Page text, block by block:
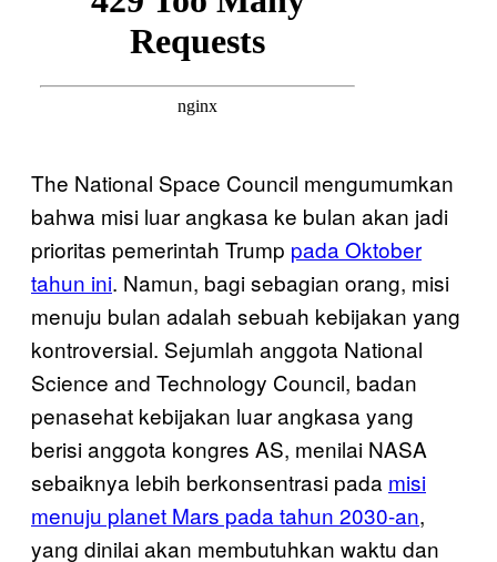
The National Space Council mengumumkan
bahwa misi luar angkasa ke bulan akan jadi
prioritas pemerintah Trump pada Oktober
tahun ini. Namun, bagi sebagian orang, misi
menuju bulan adalah sebuah kebijakan yang
kontroversial. Sejumlah anggota National
Science and Technology Council, badan
penasehat kebijakan luar angkasa yang
berisi anggota kongres AS, menilai NASA
sebaiknya lebih berkonsentrasi pada misi
menuju planet Mars pada tahun 2030-an,
yang dinilai akan membutuhkan waktu dan